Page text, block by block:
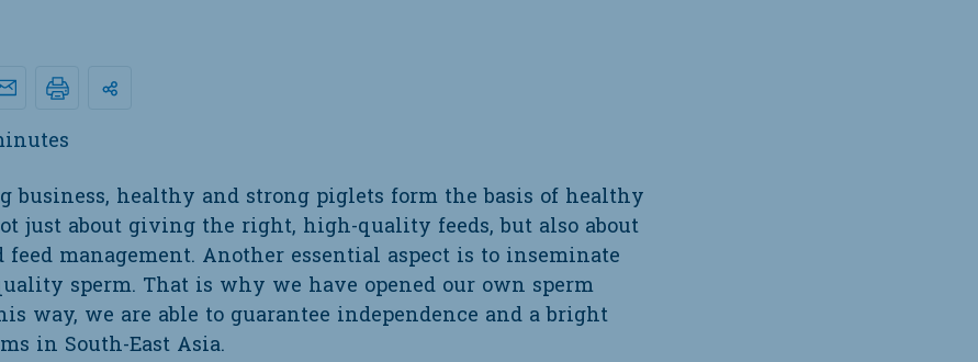
business, healthy and strong piglets form the basis of healthy
just about giving the right, high-quality feeds, but also about
management. Another essential aspect is to inseminate
sperm. That is why we have opened our own sperm
way, we are able to guarantee independence and a bright
in South-East Asia.